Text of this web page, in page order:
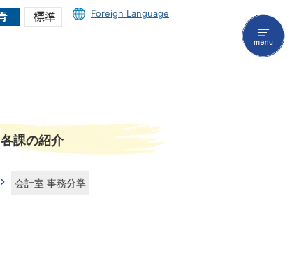
Foreign Language
各課の紹介
会計室 事務分掌